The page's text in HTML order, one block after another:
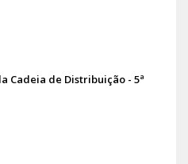
Cadeia de Distribuição - 5ª